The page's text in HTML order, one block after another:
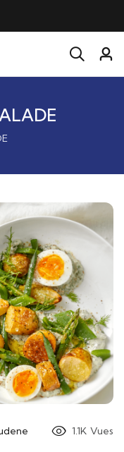
DANS LES CŒURS ET
1.1K Vues